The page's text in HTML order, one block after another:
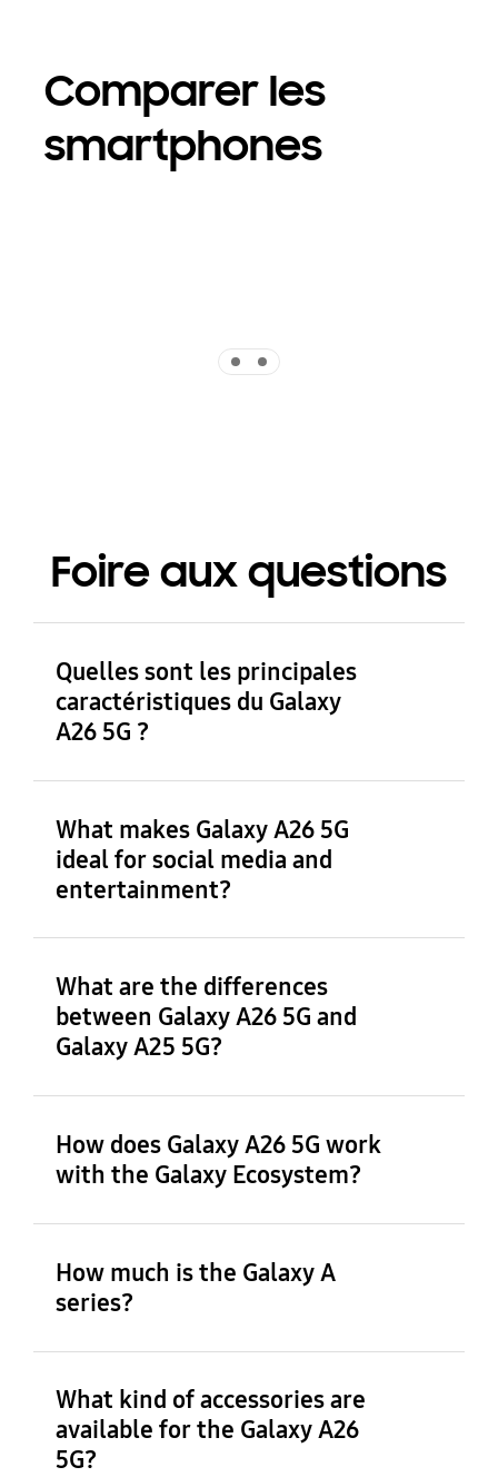
Comparer les
smartphones
Foire aux questions
Quelles sont les principales
caractéristiques du Galaxy
A26 5G ?
plat avec un boîtier de 7,7 mm, disponible en
quatre couleurs éclatantes : Noir, Blanc,
Menthe et Rose pêche. Son élégante façade
arrière en verre met en valeur la disposition
bordé d’un cadre fin, offre une immersion
visuelle optimale. Profitez d’une durabilité
fiable avec une certification IP67 contre l’eau
et la poussière, la sécurité Samsung Knox
niveau du système d’exploitation et six ans de
What makes Galaxy A26 5G
ideal for social media and
entertainment?
What are the differences
between Galaxy A26 5G and
Galaxy A25 5G?
How does Galaxy A26 5G work
with the Galaxy Ecosystem?
How much is the Galaxy A
series?
What kind of accessories are
available for the Galaxy A26
5G?